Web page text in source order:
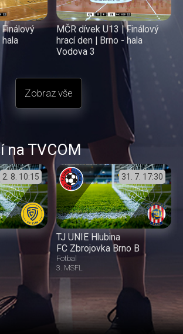
MČR dívek U13 | Finálový
hrací den | Brno - hala
Vodova 3
Zobraz vše
na TVCOM
2. 8. 10:15 31. 7. 17:30
TJ UNIE Hlubina
FC Zbrojovka Brno B
Fotbal
3. MSFL